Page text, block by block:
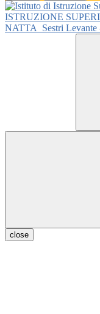
ISTRUZIONE
NATTA
Sestri
close